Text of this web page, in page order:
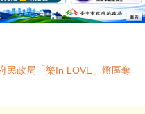
民政局「樂In LOVE」燈區奪